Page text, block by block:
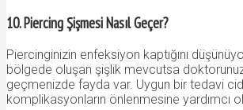
10. Piercing Şişmesi Nasıl Geçer?
Piercinginizin enfeksiyon kaptığını
bölgede oluşan şişlik mevcutsa
geçmenizde fayda var. Uygun bir tedavi
komplikasyonların önlenmesine yardımcı